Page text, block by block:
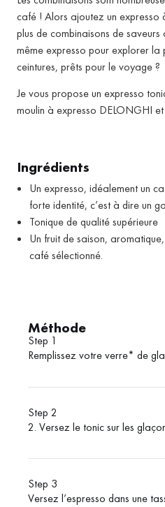
café ! Alors ajoutez un
plus de combinaisons de
même expresso pour explorer la
ceintures, prêts pour le voyage ?
Je vous propose un expresso
moulin à expresso DELONGHI
Ingrédients
Un expresso, idéalement un
forte identité, c’est à dire un
Tonique de qualité supérieure
Un fruit de saison,
café sélectionné.
Méthode
Step 1
Remplissez votre verre* de
Step 2
2. Versez le tonic sur les
Step 3
Versez l’espresso dans une